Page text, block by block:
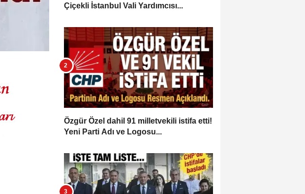
Çiçekli İstanbul Vali Yardımcısı...
Özgür Özel dahil 91 milletvekili istifa etti!
Yeni Parti Adı ve Logosu...